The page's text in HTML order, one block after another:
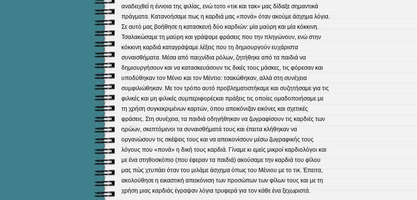
αναδειχθεί η έννοια της φιλίας, ενώ τοτο «τικ και τακ» μας δίδαξε σημαντικά
πράγματα. Κατανοήσαμε πως η καρδιά μας «πονά» όταν ακούμε άσχημα λόγια.
Σε αυτό μας βοήθησε η κατασκευή δύο καρδιών: μία μαύρη και μία κόκκινη.
Τσαλακώσαμε τη μαύρη και γράψαμε φράσεις που την πληγώνουν, ενώ στην
κόκκινη καρδιά καταγράψαμε λέξεις που τη δημιουργούν ευχάριστα
συναισθήματα. Μέσα από παιχνίδια ρόλων, ζητήθηκε από τα παιδιά να
δημιουργήσουν και να κατασκευάσουν τις δικές τους μάσκες, τις φόρεσαν και
υποδύθηκαν τον Μένιο και τον Μέντιο: τσακώθηκαν, αλλά στη συνέχεια
συμφιλιώθηκαν. Με τον τρόπο αυτό προβληματιστήκαμε και συζητήσαμε για τις
φιλικές και μη φιλικές συμπεριφορέςκαι πράξεις τις οποίες ομαδοποιήσαμε με
τη χρήση συγκεκριμένων καρτών, όπου απεικόνιζαν εικόνες και σχετικές
φράσεις. Στη συνέχεια, τα παιδιά οδηγήθηκαν να ζωγραφίσουν τις καρδιές των
ηρώων, σκεπτόμενοι τα συναισθήματά τους και έπειτα κλήθηκαν να
οργανώσουν τις σκέψεις τους και να απεικονίσουν μέσω ζωγραφικής τους
λόγους που «πονά» η δική τους καρδιά. Γίναμε κι εμείς μικροί καρδιολόγοι και
με ένα στηθοσκόπιο (που έφεραν τα παιδιά) ακούσαμε την καρδιά του φίλου
μας πώς χτυπάει όταν του μιλάμε άσχημα όπως του Μένιου με το τικ. Έπειτα,
ακολούθησε η εικαστική απεικόνιση των προσώπων των φίλων τους και με τη
χρήση μιας καρδιάς έγραψαν λόγια τρυφερά για τον κάθε ένα ξεχωριστά.